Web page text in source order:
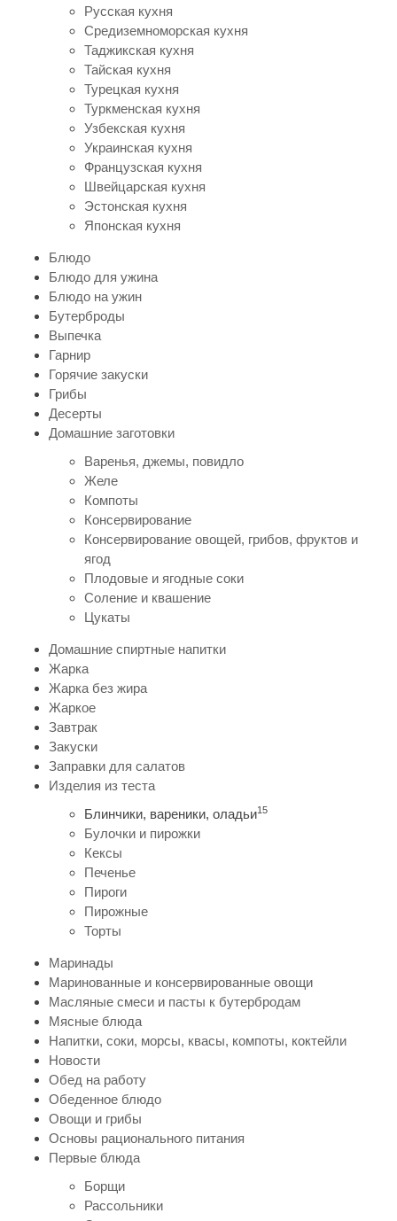
Русская кухня
Средиземноморская кухня
Таджикская кухня
Тайская кухня
Турецкая кухня
Туркменская кухня
Узбекская кухня
Украинская кухня
Французская кухня
Швейцарская кухня
Эстонская кухня
Японская кухня
Блюдо
Блюдо для ужина
Блюдо на ужин
Бутерброды
Выпечка
Гарнир
Горячие закуски
Грибы
Десерты
Домашние заготовки
Варенья, джемы, повидло
Желе
Компоты
Консервирование
Консервирование овощей, грибов, фруктов и
ягод
Плодовые и ягодные соки
Соление и квашение
Цукаты
Домашние спиртные напитки
Жарка
Жарка без жира
Жаркое
Завтрак
Закуски
Заправки для салатов
Изделия из теста
Блинчики, вареники, оладьи15
Булочки и пирожки
Кексы
Печенье
Пироги
Пирожные
Торты
Маринады
Маринованные и консервированные овощи
Масляные смеси и пасты к бутербродам
Мясные блюда
Напитки, соки, морсы, квасы, компоты, коктейли
Новости
Обед на работу
Обеденное блюдо
Овощи и грибы
Основы рационального питания
Первые блюда
Борщи
Рассольники